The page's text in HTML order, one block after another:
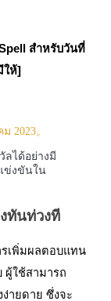
มูลการค้า ฯลฯ
สำหรับวันที่
ให้]
2023。
ลได้อย่างมี
ข่งขันใน
ทันท่วงที
รเพิ่มผลตอบแทน
ผู้ใช้สามารถ
ายดาย ซึ่งจะ